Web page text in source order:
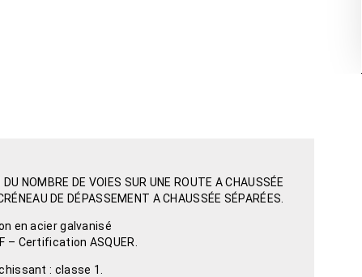
NOMBRE DE VOIES SUR UNE ROUTE A CHAUSSÉE
DE DÉPASSEMENT A CHAUSSÉE SÉPARÉES.
en acier galvanisé
– Certification ASQUER.
: classe 1.